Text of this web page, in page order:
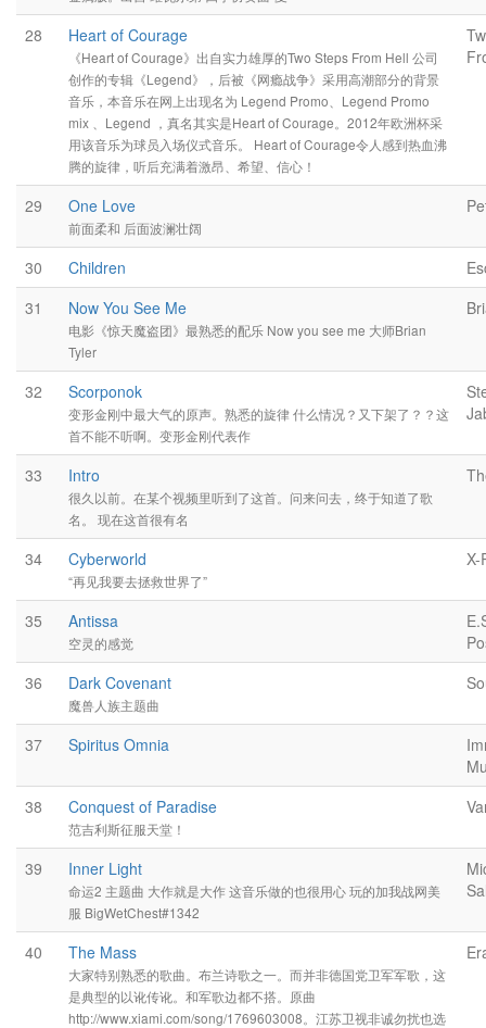
28 Heart of Courage
《Heart of Courage》出自实力雄厚的Two Steps From Hell 公司
创作的专辑《Legend》，后被《网瘾战争》采用高潮部分的背景
音乐，本音乐在网上出现名为 Legend Promo、Legend Promo
mix 、Legend ，真名其实是Heart of Courage。2012年欧洲杯采
用该音乐为球员入场仪式音乐。 Heart of Courage令人感到热血沸
腾的旋律，听后充满着激昂、希望、信心！
29 One Love
前面柔和 后面波澜壮阔
30 Children
31
Now You See Me
电影《惊天魔盗团》最熟悉的配乐 Now you see me 大师Brian
Tyler
32 Scorponok
变形金刚中最大气的原声。熟悉的旋律 什么情况？又下架了？？这
首不能不听啊。变形金刚代表作
33 Intro
很久以前。在某个视频里听到了这首。问来问去，终于知道了歌
名。 现在这首很有名
34 Cyberworld
“再见我要去拯救世界了”
X-
35 Antissa
空灵的感觉
36
Dark Covenant
魔兽人族主题曲
37 Spiritus Omnia
38
Conquest of Paradise
范吉利斯征服天堂！
39 Inner Light
命运2 主题曲 大作就是大作 这音乐做的也很用心 玩的加我战网美
服 BigWetChest#1342
40 The Mass
大家特别熟悉的歌曲。布兰诗歌之一。而并非德国党卫军军歌，这
是典型的以讹传讹。和军歌边都不搭。原曲
http://www.xiami.com/song/1769603008。江苏卫视非诚勿扰也选